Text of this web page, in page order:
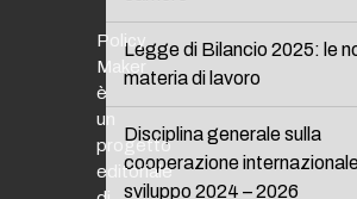
Legge di Bilancio 2025: le
materia di lavoro
Disciplina generale sulla
cooperazione
sviluppo 2024 – 2026
Policy
Maker
è
un
progetto
editoriale